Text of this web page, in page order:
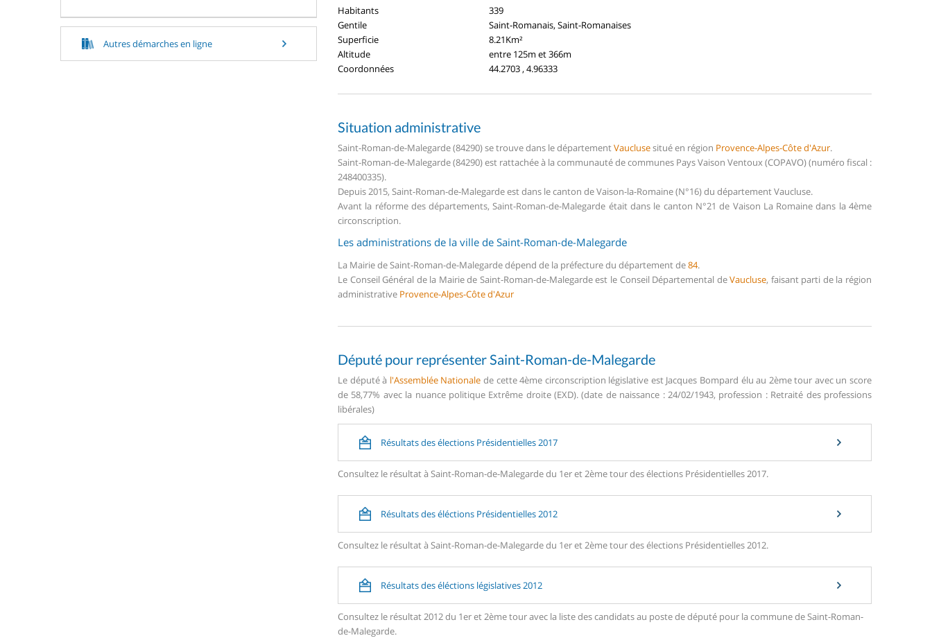
Autres démarches en ligne
Habitants
339
Gentile
Saint-Romanais, Saint-Romanaises
Superficie
8.21Km²
Altitude
entre 125m et 366m
Coordonnées
44.2703 , 4.96333
Situation administrative
Saint-Roman-de-Malegarde (84290) se trouve dans le départementVauclusesitué en région Provence-Alpes-Côte d'Azur.
Saint-Roman-de-Malegarde (84290) est rattachée à la communauté de communes Pays Vaison Ventoux (COPAVO) (numéro fiscal :
248400335).
Depuis 2015, Saint-Roman-de-Malegarde est dans le canton de Vaison-la-Romaine (N°16) du département Vaucluse.
Avant la réforme des départements, Saint-Roman-de-Malegarde était dans le canton N°21 de Vaison La Romaine dans la 4ème
circonscription.
Les administrations de la ville de Saint-Roman-de-Malegarde
La Mairie de Saint-Roman-de-Malegarde dépend de la préfecture du département de84.
Le Conseil Général de la Mairie de Saint-Roman-de-Malegarde est le Conseil Départemental deVaucluse, faisant parti de la région
administrative Provence-Alpes-Côte d'Azur
Député pour représenter Saint-Roman-de-Malegarde
Le député à l'Assemblée Nationale de cette 4ème circonscription législative est Jacques Bompard élu au 2ème tour avec un score
de 58,77% avec la nuance politique Extrême droite (EXD). (date de naissance : 24/02/1943, profession : Retraité des professions
libérales)
Résultats des élections Présidentielles 2017
Consultez le résultat à Saint-Roman-de-Malegarde du 1er et 2ème tour des élections Présidentielles 2017.
Résultats des éléctions Présidentielles 2012
Consultez le résultat à Saint-Roman-de-Malegarde du 1er et 2ème tour des élections Présidentielles 2012.
Résultats des éléctions législatives 2012
Consultez le résultat 2012 du 1er et 2ème tour avec la liste des candidats au poste de député pour la commune de Saint-Roman-
de-Malegarde.